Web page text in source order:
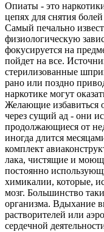
Опиаты - это
цепях для снятия
Самый печально
физиологическую
фокусируется на
пойдет на все.
стерилизованные
рано или поздно
наркотике могут
Желающие избавиться
через сущий ад - они
продолжающиеся от
иногда длится
комплект
лака, чистящие и
постоянно
химикалии, которые,
мозг. Большинство
организма. Вдыхание
растворителей или
сердечной